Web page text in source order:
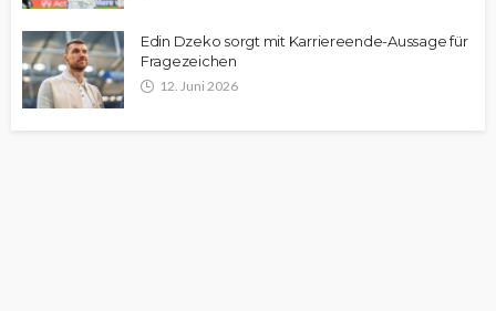
Edin Dzeko sorgt mit Karriereende-Aussage für
Fragezeichen
12. Juni 2026